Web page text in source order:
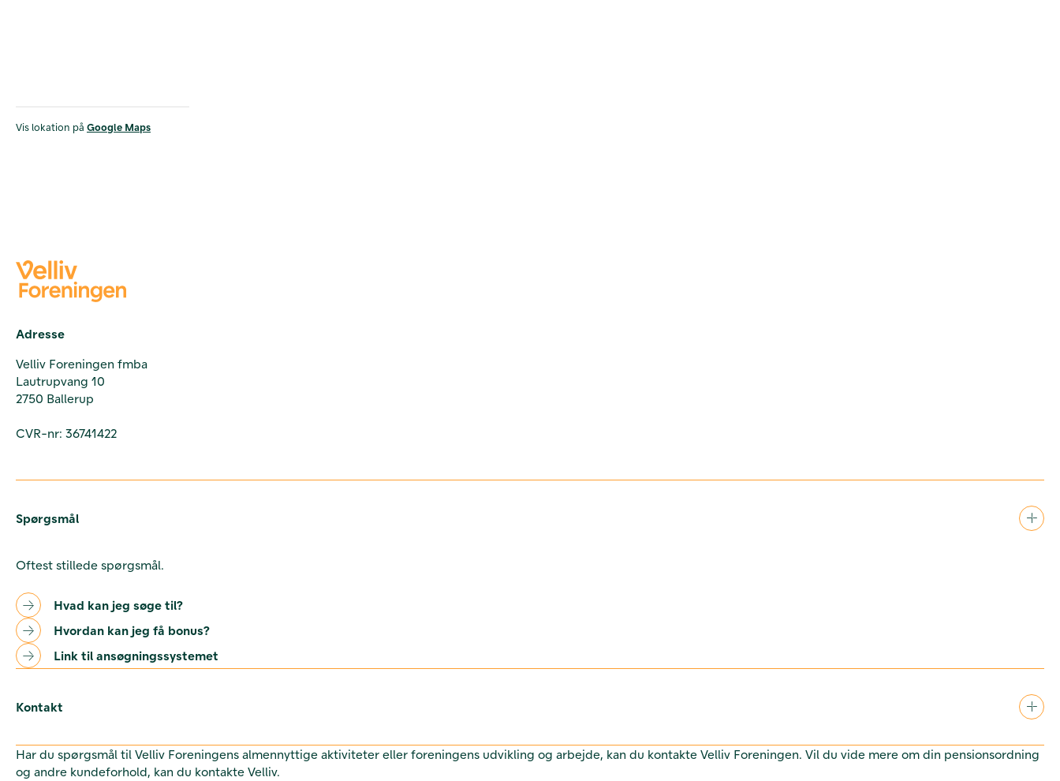
Vis lokation på Google Maps
Adresse
Velliv Foreningen fmba
Lautrupvang 10
2750 Ballerup
CVR-nr: 36741422
Spørgsmål
Oftest stillede spørgsmål.
Hvad kan jeg søge til?
Hvordan kan jeg få bonus?
Link til ansøgningssystemet
Kontakt
Har du spørgsmål til Velliv Foreningens almennyttige aktiviteter eller foreningens udvikling og arbejde, kan du kontakte Velliv Foreningen. Vil du vide mere om din pensionsordning
og andre kundeforhold, kan du kontakte Velliv.